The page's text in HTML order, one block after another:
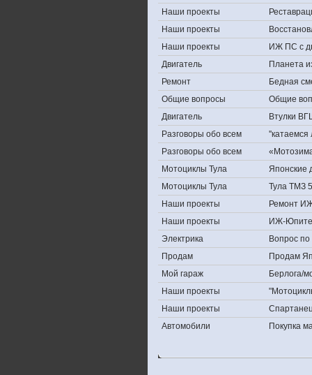
Наши проекты
Наши проекты
Наши проекты
ИЖ ПС с
Двигатель
Планета
Ремонт
Бедная
Общие вопросы
Общие
Двигатель
Втулки
Разговоры обо всем
Разговоры обо всем
Мотоциклы Тула
Японские
Мотоциклы Тула
Тула ТМЗ
Наши проекты
Ремонт
Наши проекты
ИЖ-
Электрика
Вопрос по
Продам
Продам
Мой гараж
Берлога/
Наши проекты
Наши проекты
Автомобили
Покупка